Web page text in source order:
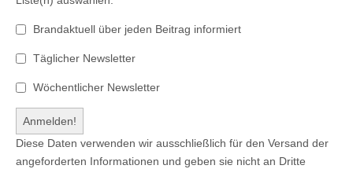
Brandaktuell über jeden Beitrag informiert
Täglicher Newsletter
Wöchentlicher Newsletter
Diese Daten verwenden wir ausschließlich für den Versand der
angeforderten Informationen und geben sie nicht an Dritte